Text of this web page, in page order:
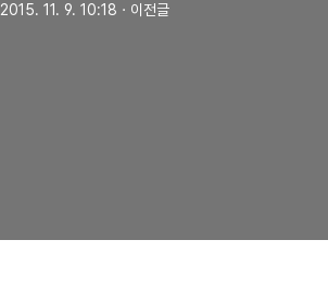
2015. 11. 9. 10:18 ㆍ 이전글